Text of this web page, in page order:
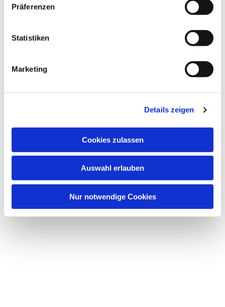
Präferenzen
Statistiken
Marketing
Details zeigen
Cookies zulassen
Auswahl erlauben
Nur notwendige Cookies
Dies könnte Sie auch
interessieren